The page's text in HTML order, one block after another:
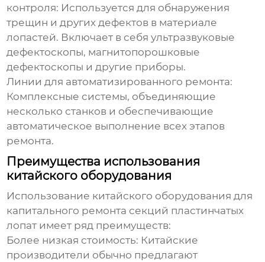
контроля: Используется для обнаружения
трещин и других дефектов в материале
лопастей. Включает в себя ультразвуковые
дефектоскопы, магнитопорошковые
дефектоскопы и другие приборы.
Линии для автоматизированного ремонта:
Комплексные системы, объединяющие
несколько станков и обеспечивающие
автоматическое выполнение всех этапов
ремонта.
Преимущества использования
китайского оборудования
Использование китайского оборудования для
капитального ремонта секций пластинчатых
лопат имеет ряд преимуществ:
Более низкая стоимость: Китайские
производители обычно предлагают